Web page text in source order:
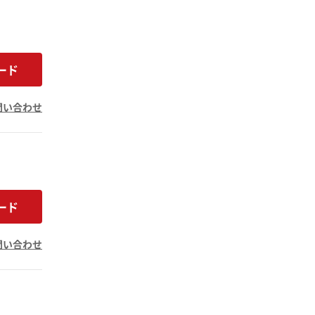
ド
合わせ
ド
合わせ